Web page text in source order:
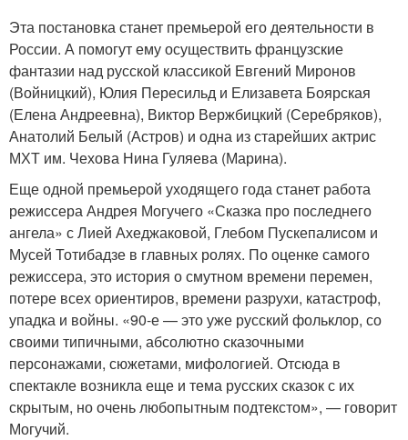
Эта постановка станет премьерой его деятельности в
России. А помогут ему осуществить французские
фантазии над русской классикой Евгений Миронов
(Войницкий), Юлия Пересильд и Елизавета Боярская
(Елена Андреевна), Виктор Вержбицкий (Серебряков),
Анатолий Белый (Астров) и одна из старейших актрис
МХТ им. Чехова Нина Гуляева (Марина).
Еще одной премьерой уходящего года станет работа
режиссера Андрея Могучего «Сказка про последнего
ангела» с Лией Ахеджаковой, Глебом Пускепалисом и
Мусей Тотибадзе в главных ролях. По оценке самого
режиссера, это история о смутном времени перемен,
потере всех ориентиров, времени разрухи, катастроф,
упадка и войны. «90-е — это уже русский фольклор, со
своими типичными, абсолютно сказочными
персонажами, сюжетами, мифологией. Отсюда в
спектакле возникла еще и тема русских сказок с их
скрытым, но очень любопытным подтекстом», — говорит
Могучий.